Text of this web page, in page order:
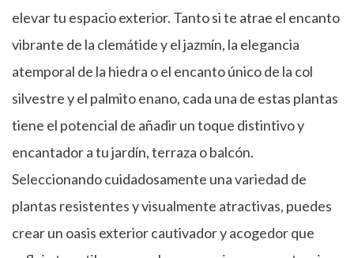
elevar tu espacio exterior. Tanto si te atrae el encanto
vibrante de la clemátide y el jazmín, la elegancia
atemporal de la hiedra o el encanto único de la col
silvestre y el palmito enano, cada una de estas plantas
tiene el potencial de añadir un toque distintivo y
encantador a tu jardín, terraza o balcón.
Seleccionando cuidadosamente una variedad de
plantas resistentes y visualmente atractivas, puedes
crear un oasis exterior cautivador y acogedor que